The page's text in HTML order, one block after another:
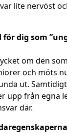
lite nervöst
dig som
om den
och möts
ut.
upp från egna
där.